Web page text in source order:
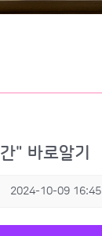
" 바로알기
2024-10-09 16:45